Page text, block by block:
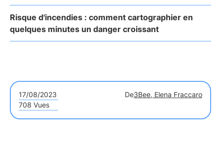
Risque d'incendies : comment cartographier en
quelques minutes un danger croissant
17/08/2023 De3Bee, Elena Fraccaro
708 Vues